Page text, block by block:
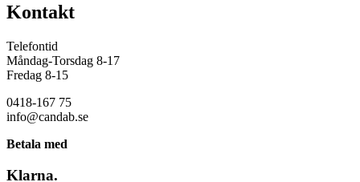
Kontakt
Telefontid
Måndag-Torsdag 8-17
Fredag 8-15
0418-167 75
info@candab.se
Betala med
Klarna.